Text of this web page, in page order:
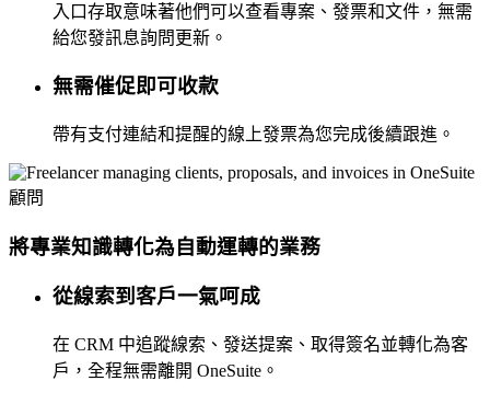
入口存取意味著他們可以查看專案、發票和文件，無需
給您發訊息詢問更新。
無需催促即可收款
帶有支付連結和提醒的線上發票為您完成後續跟進。
顧問
將專業知識轉化為自動運轉的業務
從線索到客戶一氣呵成
在 CRM 中追蹤線索、發送提案、取得簽名並轉化為客
戶，全程無需離開 OneSuite。